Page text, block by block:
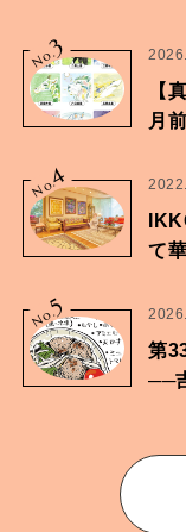
No.3
【
月
No.
4
て
No.5
第
──